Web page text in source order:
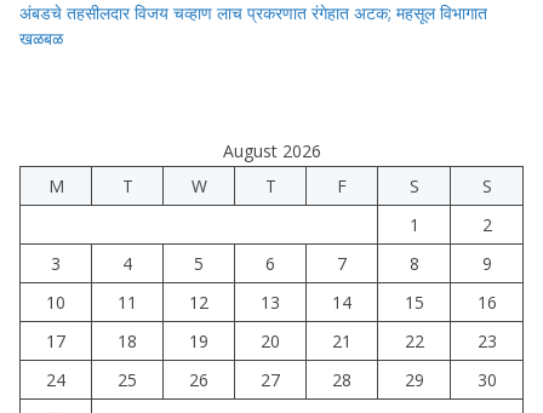
अंबडचे तहसीलदार विजय चव्हाण लाच प्रकरणात रंगेहात अटक; महसूल विभागात
खळबळ
August 2026
M
T W T F S
S
1
2
3
4 5 6 7 8
9
10
11 12 13 14 15
16
17
18 19 20 21 22
23
24
25 26 27 28 29
30